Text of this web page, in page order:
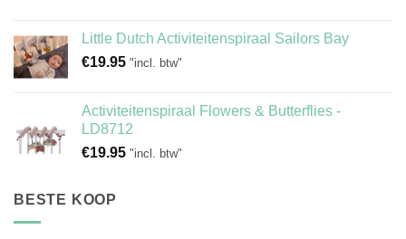
Little Dutch Activiteitenspiraal Sailors Bay
€19.95 "incl. btw"
Activiteitenspiraal Flowers & Butterflies -
LD8712
€19.95 "incl. btw"
BESTE KOOP